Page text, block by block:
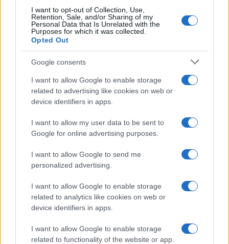
I want to opt-out of Collection, Use,
Retention, Sale, and/or Sharing of my
Personal Data that Is Unrelated with the
Purposes for which it was collected.
Opted Out
Google consents
I want to allow Google to enable storage
related to advertising like cookies on web or
device identifiers in apps.
I want to allow my user data to be sent to
Google for online advertising purposes.
I want to allow Google to send me
personalized advertising.
I want to allow Google to enable storage
related to analytics like cookies on web or
device identifiers in apps.
I want to allow Google to enable storage
related to functionality of the website or app.
programigazgatója, KOVÁCS Dániel művészettörténész a
Transmodern alapító tagjaként egyben a konferencia
kurátora is.
A konferencia társprogramjaként Berlinben is bemutatkozik
annak a workshopnak az eredménye, amelyet a
Egyetem 2016-os Alkotóhetének részeként tartottak,
témaként a háború utáni Közép-Európa vizionárius
építészeivel és elképzeléseivel. Emellett a konferencia
mindkét napján esténként filmválogatás is várja az
érdeklődőket: a program részeként meg lehet majd nézni
többek között a rendszerváltás utáni Románia első, a
kortárs urbanisztika problémáival foglalkozó
dokumentumfilmjét, de a filmek segítségével be lehet
pillantani egy katowicei ?Szuper-Egység?, egy, a jugoszláv